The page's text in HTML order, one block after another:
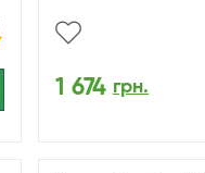
1 674 грн.